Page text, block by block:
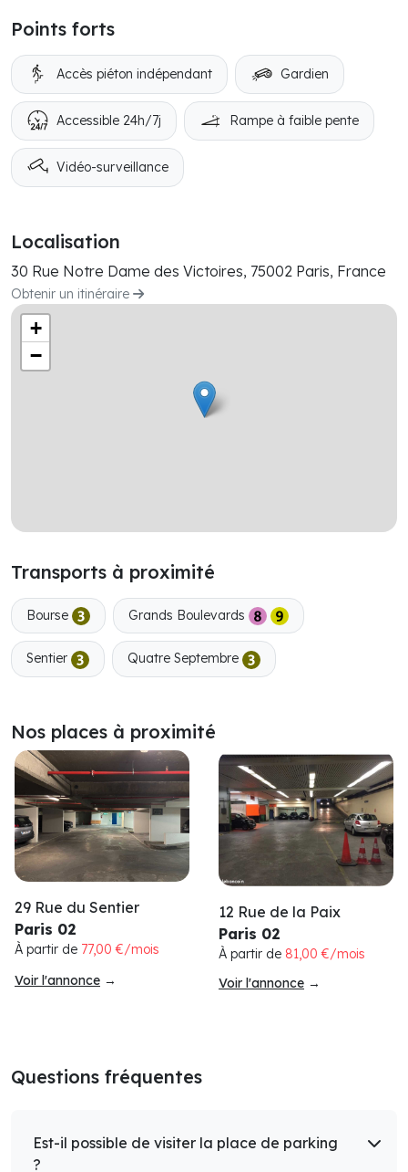
Points forts
Accès piéton indépendant Gardien
Accessible 24h/7j Rampe à faible pente
Vidéo-surveillance
Localisation
30 Rue Notre Dame des Victoires, 75002 Paris, France
Obtenir un itinéraire
+
−
Transports à proximité
Bourse Grands Boulevards
Sentier Quatre Septembre
Nos places à proximité
29 Rue du Sentier
Paris 02
À partir de 77,00 €/mois
Voir l'annonce →
12 Rue de la Paix
Paris 02
À partir de 81,00 €/mois
Voir l'annonce →
Questions fréquentes
Est-il possible de visiter la place de parking
?